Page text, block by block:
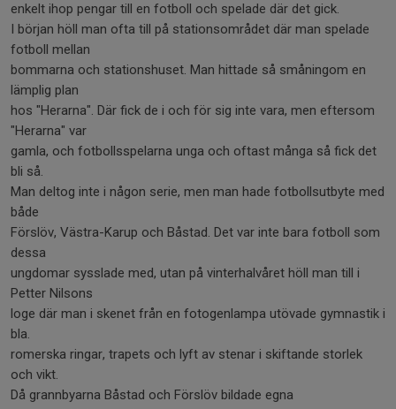
enkelt ihop pengar till en fotboll och spelade där det gick.
I början höll man ofta till på stationsområdet där man spelade
fotboll mellan
bommarna och stationshuset. Man hittade så småningom en
lämplig plan
hos "Herarna". Där fick de i och för sig inte vara, men eftersom
"Herarna" var
gamla, och fotbollsspelarna unga och oftast många så fick det
bli så.
Man deltog inte i någon serie, men man hade fotbollsutbyte med
både
Förslöv, Västra-Karup och Båstad. Det var inte bara fotboll som
dessa
ungdomar sysslade med, utan på vinterhalvåret höll man till i
Petter Nilsons
loge där man i skenet från en fotogenlampa utövade gymnastik i
bla.
romerska ringar, trapets och lyft av stenar i skiftande storlek
och vikt.
Då grannbyarna Båstad och Förslöv bildade egna